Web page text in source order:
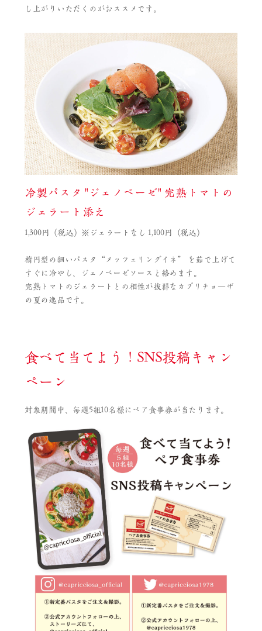
し上がりいただくのがおススメです。
冷製パスタ "ジェノベーゼ" 完熟トマトの
ジェラート添え
1,300円（税込）※ジェラートなし 1,100円（税込）
楕円型の細いパスタ“メッツェリングイネ” を茹で上げて
すぐに冷やし、ジェノベーゼソースと絡めます。
完熟トマトのジェラートとの相性が抜群なカプリチョ―ザ
の夏の逸品です。
食べて当てよう！SNS投稿キャン
ペーン
対象期間中、毎週5組10名様にペア食事券が当たります。